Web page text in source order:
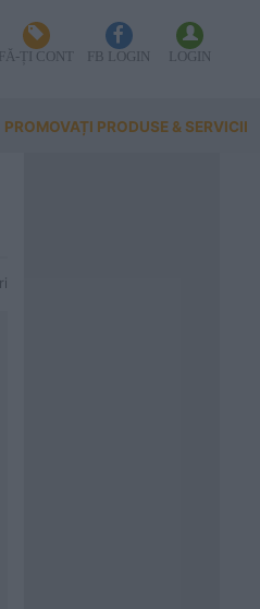
FĂ-ȚI CONT FB LOGIN LOGIN
PROMOVAȚI PRODUSE & SERVICII